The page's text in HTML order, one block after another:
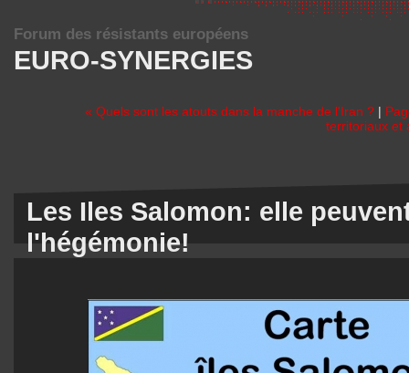
EURO-SYNERGIES
Forum des résistants européens
« Quels sont les atouts dans la manche de l'Iran ? |
territoriaux et
Les Iles Salomon: elle
l'hégémonie!